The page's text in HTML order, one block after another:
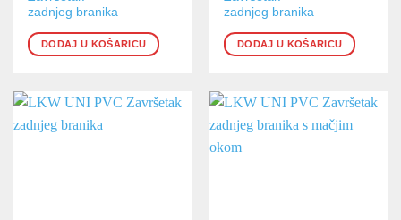
zadnjeg branika
DODAJ U KOŠARICU
zadnjeg branika
DODAJ U KOŠARICU